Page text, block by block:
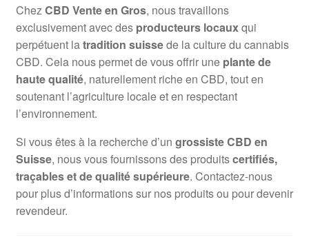
ChezCBD Vente en Gros, nous travaillons
exclusivement avec des producteurs locauxqui
perpétuent latradition suissede la culture du cannabis
CBD. Cela nous permet de vous offrir une plante de
haute qualité, naturellement riche en CBD, tout en
soutenant l’agriculture locale et en respectant
l’environnement.
Si vous êtes à la recherche d’un grossiste CBD en
Suisse, nous vous fournissons des produitscertifiés,
traçables et de qualité supérieure. Contactez-nous
pour plus d’informations sur nos produits ou pour devenir
revendeur.